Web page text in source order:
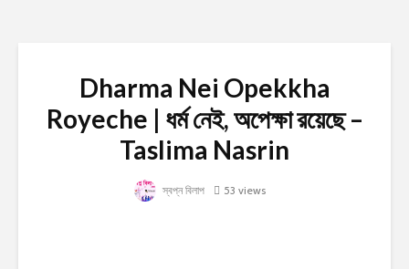
Dharma Nei Opekkha
Royeche | ধর্ম নেই, অপেক্ষা রয়েছে –
Taslima Nasrin
স্বপ্ন বিলাপ 53 views